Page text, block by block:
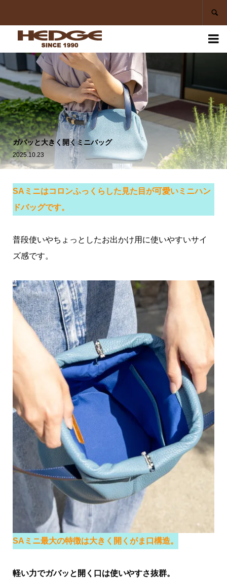


ガバッと大きく開くミニバッグ
2025.10.23
SAミニはコロンふっくらした見た目が可愛いミニハン
ドバッグです。
普段使いやちょっとしたお出かけ用に使いやすいサイ
ズ感です。
SAミニ最大の特徴は大きく開くがま口構造。
軽い力でガバッと開く口は使いやすさ抜群。